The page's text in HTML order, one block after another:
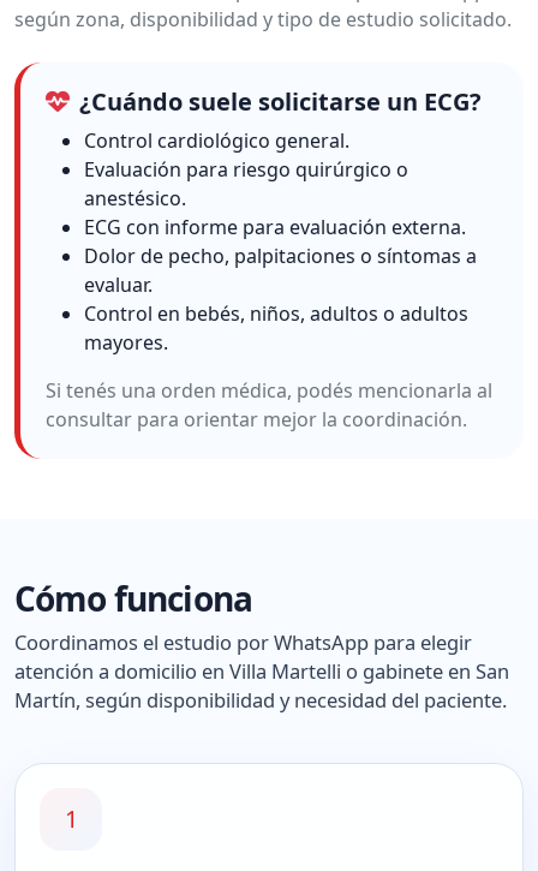
según zona, disponibilidad y tipo de estudio solicitado.
¿Cuándo suele solicitarse un ECG?
Control cardiológico general.
Evaluación para riesgo quirúrgico o
anestésico.
ECG con informe para evaluación externa.
Dolor de pecho, palpitaciones o síntomas a
evaluar.
Control en bebés, niños, adultos o adultos
mayores.
Si tenés una orden médica, podés mencionarla al
consultar para orientar mejor la coordinación.
Cómo funciona
Coordinamos el estudio por WhatsApp para elegir
atención a domicilio en Villa Martelli o gabinete en San
Martín, según disponibilidad y necesidad del paciente.
1